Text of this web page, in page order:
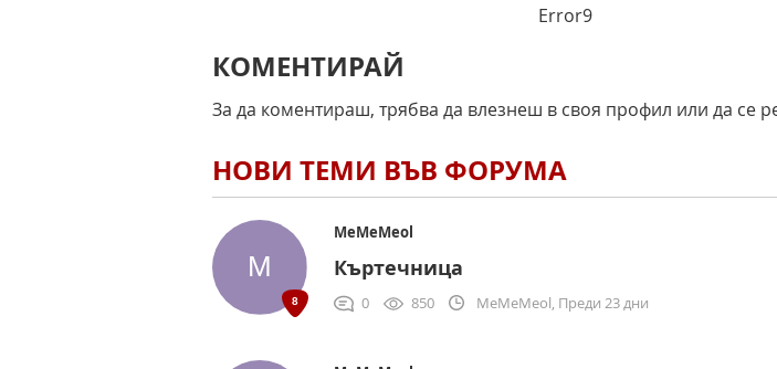
Error9
КОМЕНТИРАЙ
За да коментираш, трябва да влезнеш в своя профил или да се
НОВИ ТЕМИ ВЪВ ФОРУМА
MeMeMeol
Къртечница
0 850 MeMeMeol, Преди 23 дни